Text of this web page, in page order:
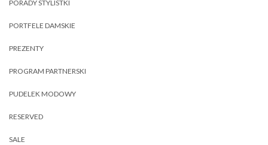
PORADY STYLISTKI
PORTFELE DAMSKIE
PREZENTY
PROGRAM PARTNERSKI
PUDELEK MODOWY
RESERVED
SALE